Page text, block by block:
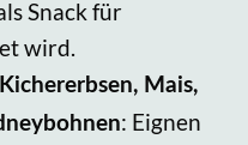
Snack für
wird.
Mais,
: Eignen